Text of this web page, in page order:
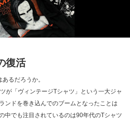
復活
るだろうか。
が「ヴィンテージTシャツ」という一大ジャ
ンドを巻き込んでのブームとなったことは
中でも注目されているのは90年代のTシャツ